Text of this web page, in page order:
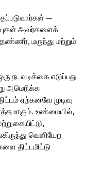
—
அவர்களைக்
மருந்து மற்றும்
நடவடிக்கை எடுப்பது
அமெரிக்க
ஏற்கனவே முடிவு
உண்மையில்,
வெளியேற
திட்டமிட்டு